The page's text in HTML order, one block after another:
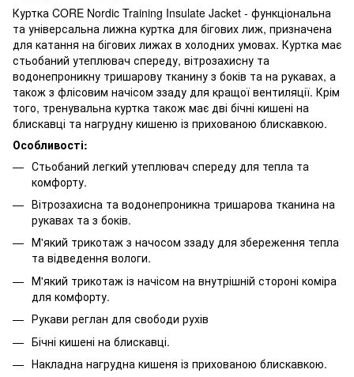
Куртка CORE Nordic Training Insulate Jacket - функціональна
та універсальна лижна куртка для бігових лиж, призначена
для катання на бігових лижах в холодних умовах. Куртка має
стьобаний утеплювач спереду, вітрозахисну та
водонепроникну тришарову тканину з боків та на рукавах, а
також з флісовим начісом ззаду для кращої вентиляції. Крім
того, тренувальна куртка також має дві бічні кишені на
блискавці та нагрудну кишеню із прихованою блискавкою.
Особливості:
Стьобаний легкий утеплювач спереду для тепла та
комфорту.
Вітрозахисна та водонепроникна тришарова тканина на
рукавах та з боків.
М'який трикотаж з начосом ззаду для збереження тепла
та відведення вологи.
М'який трикотаж із начісом на внутрішній стороні коміра
для комфорту.
Рукави реглан для свободи рухів
Бічні кишені на блискавці.
Накладна нагрудна кишеня із прихованою блискавкою.